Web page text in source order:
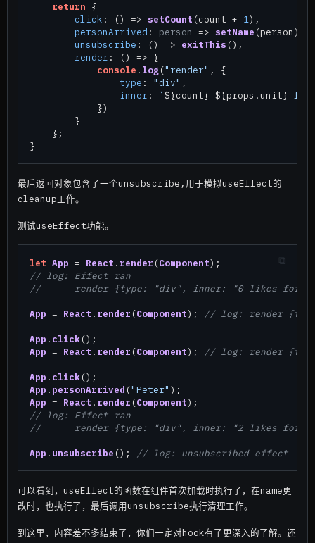
return {
click : () => setCount (count + 1),
personArrived : person => setName (person),
unsubscribe : () => exitThis (),
render: () => {
console . log("render" , {
type : "div" ,
inner: `${count} ${props.unit}
            })
        }
    };
最后返回对象包含了一个unsubscribe,用于模拟useEffect的
cleanup工作。
测试useEffect功能。
let App = React . render (Component
// log: Effect ran
//  	render {type: "div", inner: "0 likes for
App = React . render (Component); // log: render
App . click
App = React . render (Component); // log: render
App . click
App . personArrived ("Peter"
App = React . render (Component
// log: Effect ran
//  	render {type: "div", inner: "2 likes for
App . unsubscribe (); // log: unsubscribed effect
可以看到，useEffect的函数在组件首次加载时执行了，在name更
改时，也执行了，最后调用unsubscribe执行清理工作。
到这里，内容差不多结束了，你们一定对hook有了更深入的了解。还